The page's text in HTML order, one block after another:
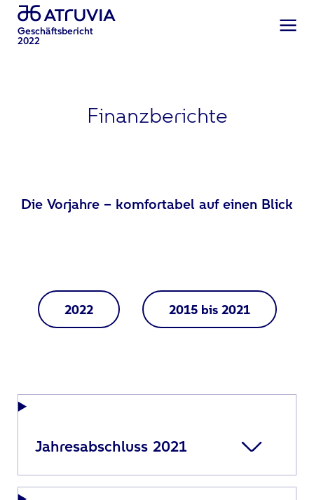
Geschäftsbericht
2022
Finanzberichte
Die Vorjahre – komfortabel auf einen Blick
2022 2015 bis 2021
Jahresabschluss 2021